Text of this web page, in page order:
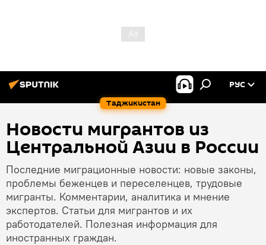
Таджикистан
РУС
Новости мигрантов из
Центральной Азии в России
Последние миграционные новости: новые законы,
проблемы беженцев и переселенцев, трудовые
мигранты. Комментарии, аналитика и мнение
экспертов. Статьи для мигрантов и их
работодателей. Полезная информация для
иностранных граждан.